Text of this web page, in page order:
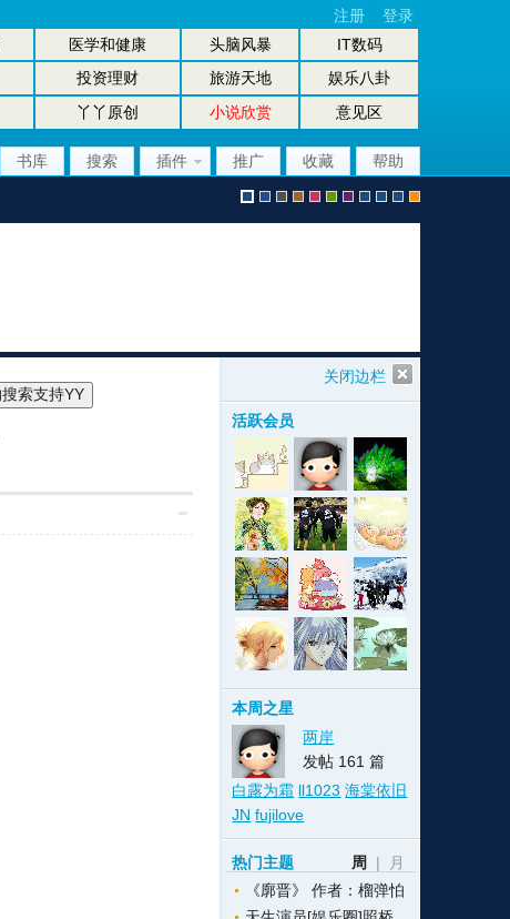
医学和健康 头脑风暴
IT数码
投资理财 旅游天地
娱乐八卦
丫丫原创 小说欣赏
意见区
注册 登录
书库 搜索 插件 推广 收藏 帮助
认
风
格
l
u
e
r
a
y
r
o
w
n
i
n
k
r
e
e
n
u
l
e
坛
风
格
大
镜
版
坛
办
公
室
版
机
关闭边栏
活跃会员
本周之星
两岸
发帖 161 篇
白露为霜 ll1023 海棠依旧
JN fujilove
周 | 月
热门主题
《廓晋》 作者：榴弹怕